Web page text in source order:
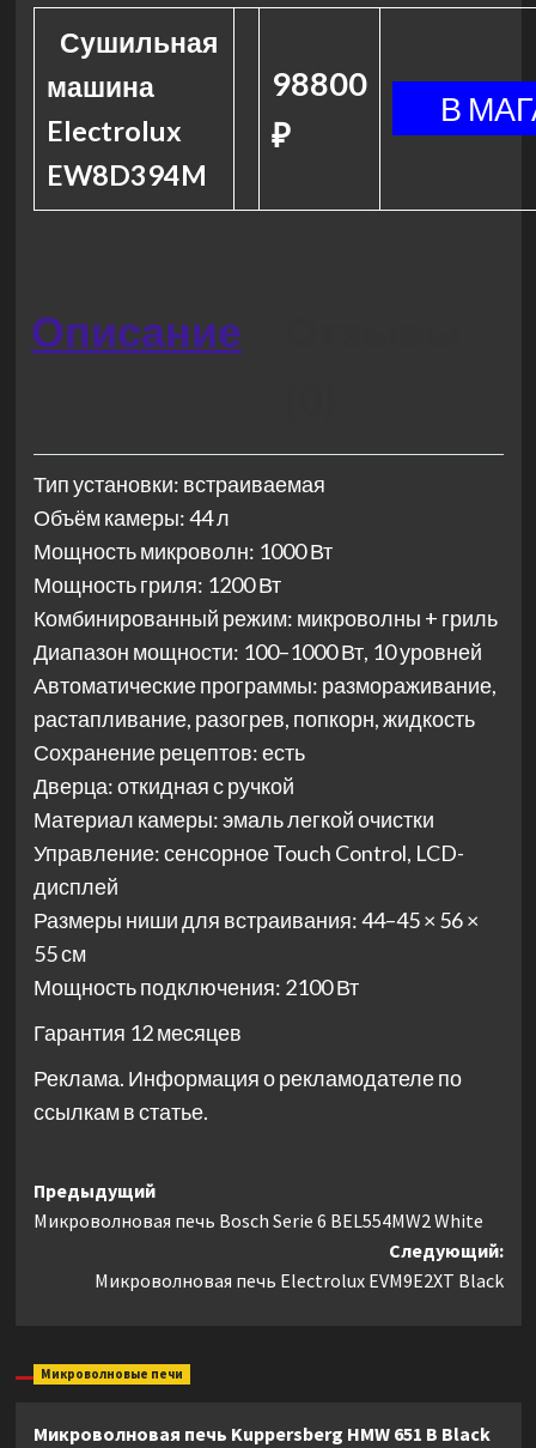
Сушильная
машина
Electrolux
EW8D394M
98800
₽
Описание
Тип установки: встраиваемая
Объём камеры: 44 л
Мощность микроволн: 1000 Вт
Мощность гриля: 1200 Вт
Комбинированный режим: микроволны + гриль
Диапазон мощности: 100–1000 Вт, 10 уровней
Автоматические программы: размораживание,
растапливание, разогрев, попкорн, жидкость
Сохранение рецептов: есть
Дверца: откидная с ручкой
Материал камеры: эмаль легкой очистки
Управление: сенсорное Touch Control, LCD-
дисплей
Размеры ниши для встраивания: 44–45 × 56 ×
55 см
Мощность подключения: 2100 Вт
Гарантия 12 месяцев
Реклама. Информация о рекламодателе по
ссылкам в статье.
Навигация
записи
Предыдущий
Микроволновая печь Bosch Serie 6 BEL554MW2 White
Следующий:
Микроволновая печь Electrolux EVM9E2XT Black
Микроволновые печи
Микроволновая печь Kuppersberg HMW 651 B Black